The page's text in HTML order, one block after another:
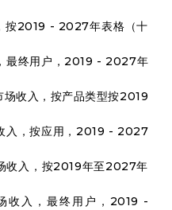
按2019 - 2027年表格（十
最终用户，2019 - 2027年
收入，按产品类型按2019
入，按应用，2019 - 2027
收入，按2019年至2027年
收入，最终用户，2019 -